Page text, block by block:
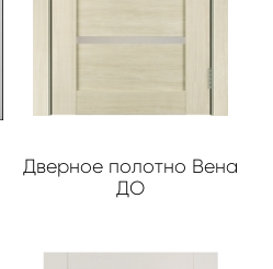
Дверное полотно Вена
ДО